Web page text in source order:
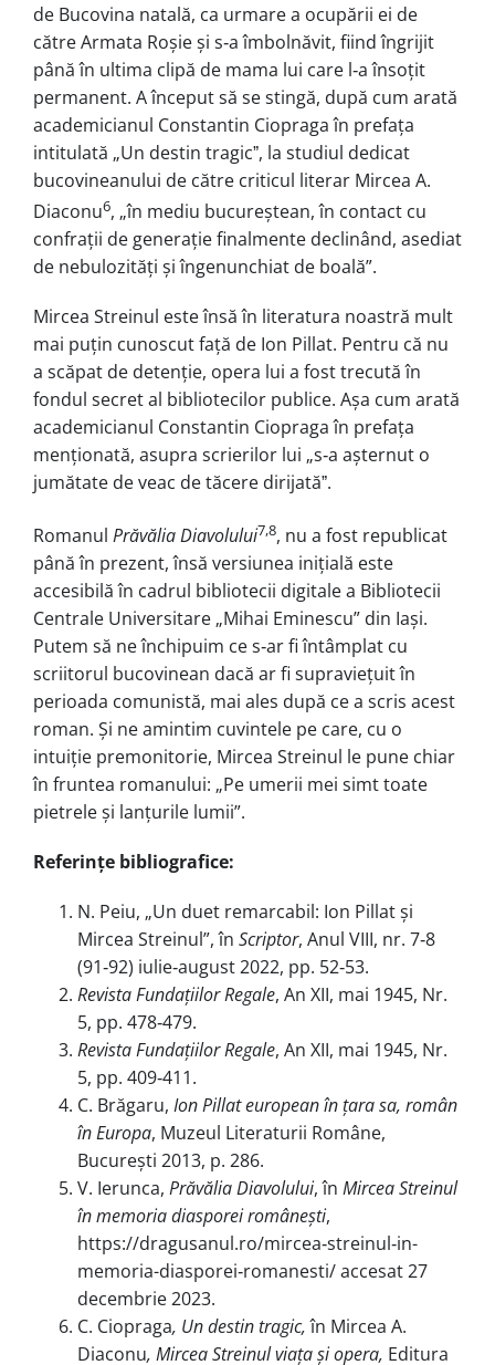
de Bucovina natală, ca urmare a ocupării ei de
către Armata Roșie și s‑a îmbolnăvit, fiind îngrijit
până în ultima clipă de mama lui care l‑a însoțit
permanent. A început să se stingă, după cum arată
academicianul Constantin Ciopraga în prefața
intitulată „Un destin tragicˮ, la studiul dedicat
bucovineanului de către criticul literar Mircea A.
Diaconu6, „în mediu bucureștean, în contact cu
confrații de generație finalmente declinând, asediat
de nebulozități și îngenunchiat de boală”.
Mircea Streinul este însă în literatura noastră mult
mai puțin cunoscut față de Ion Pillat. Pentru că nu
a scăpat de detenție, opera lui a fost trecută în
fondul secret al bibliotecilor publice. Așa cum arată
academicianul Constantin Ciopraga în prefața
menționată, asupra scrierilor lui „s‑a așternut o
jumătate de veac de tăcere dirijatăˮ.
Romanul Prăvălia Diavolului7,8, nu a fost republicat
până în prezent, însă versiunea inițială este
accesibilă în cadrul bibliotecii digitale a Bibliotecii
Centrale Universitare „Mihai Eminescu” din Iași.
Putem să ne închipuim ce s‑ar fi întâmplat cu
scriitorul bucovinean dacă ar fi supraviețuit în
perioada comunistă, mai ales după ce a scris acest
roman. Și ne amintim cuvintele pe care, cu o
intuiție premonitorie, Mircea Streinul le pune chiar
în fruntea romanului: „Pe umerii mei simt toate
pietrele și lanțurile lumii”.
Referințe bibliografice:
N. Peiu, „Un duet remarcabil: Ion Pillat și
Mircea Streinul”, în Scriptor, Anul VIII, nr. 7‑8
(91‑92) iulie‑august 2022, pp. 52‑53.
Revista Fundațiilor Regale, An XII, mai 1945, Nr.
5, pp. 478‑479.
Revista Fundațiilor Regale, An XII, mai 1945, Nr.
5, pp. 409‑411.
C. Brăgaru, Ion Pillat european în țara sa, român
în Europa, Muzeul Literaturii Române,
București 2013, p. 286.
V. Ierunca, Prăvălia Diavolului, în Mircea Streinul
în memoria diasporei românești,
https://dragusanul.ro/mircea‑streinul‑in-
memoria-diasporei‑romanesti/ accesat 27
decembrie 2023.
C. Ciopraga, Un destin tragic,în Mircea A.
Diaconu, Mircea Streinul viața și opera, Editura